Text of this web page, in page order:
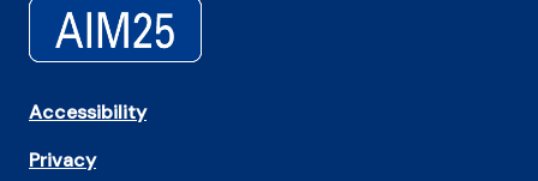
Accessibility
Privacy